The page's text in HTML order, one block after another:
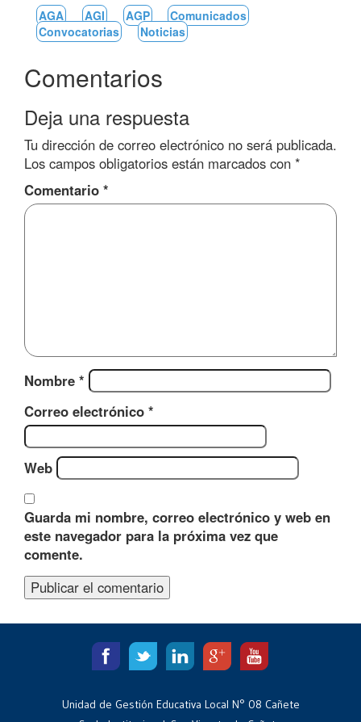
AGA AGI AGP
Comunicados
Convocatorias
Noticias
Comentarios
Deja una respuesta
Tu dirección de correo electrónico no será publicada.
Los campos obligatorios están marcados con *
Comentario *
Nombre *
Correo electrónico *
Web
Guarda mi nombre, correo electrónico y web en
este navegador para la próxima vez que
comente.
Unidad de Gestión Educativa Local N° 08 Cañete